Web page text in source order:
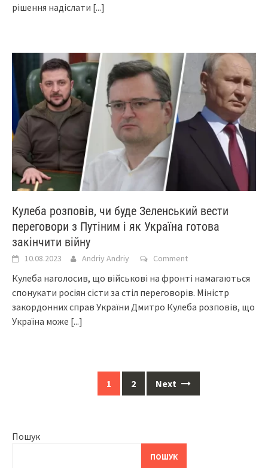
рішення надіслати [...]
Кулеба розповів, чи буде Зеленський вести
переговори з Путіним і як Україна готова
закінчити війну
10.08.2023 Andriy Andriy Comment
Кулеба наголосив, що військові на фронті намагаються
спонукати росіян сісти за стіл переговорів. Міністр
закордонних справ України Дмитро Кулеба розповів, що
Україна може [...]
1 2 Next
Пошук
ПОШУК